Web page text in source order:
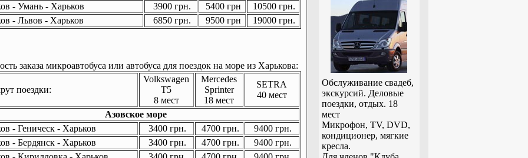
- Умань - Харьков
3900 грн. 5400 грн
10500 грн.
- Львов - Харьков
6850 грн. 9500 грн 19000 грн.
заказа микроавтобуса или автобуса для поездок на море из Харькова:
поездки:
Volkswagen
T5
8 мест
Mercedes
Sprinter
18 мест
SETRA
40 мест
Азовское море
- Геническ - Харьков
3400 грн. 4700 грн.
9400 грн.
- Бердянск - Харьков
3400 грн. 4700 грн.
9400 грн.
Обслуживание свадеб,
экскурсий. Деловые
поездки, отдых. 18
мест
Микрофон, TV, DVD,
кондиционер, мягкие
кресла.